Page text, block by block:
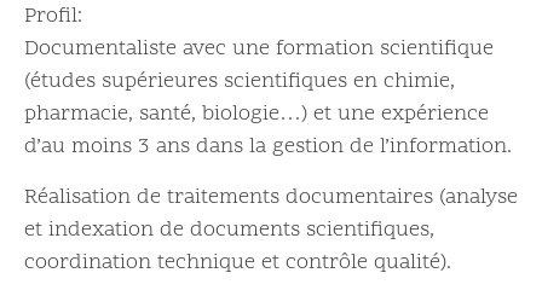
Profil:
Documentaliste avec une formation scientifique
(études supérieures scientifiques en chimie,
pharmacie, santé, biologie…) et une expérience
d’au moins 3 ans dans la gestion de l’information.
Réalisation de traitements documentaires (analyse
et indexation de documents scientifiques,
coordination technique et contrôle qualité).